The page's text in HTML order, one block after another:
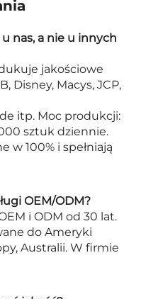
nas, a nie u innych
jakościowe
Disney, Macys, JCP,
itp. Moc produkcji:
sztuk dziennie.
w 100% i spełniają
OEM/ODM?
i ODM od 30 lat.
do Ameryki
Australii. W firmie